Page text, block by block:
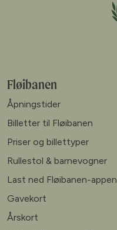
Fløibanen
Åpningstider
Billetter til Fløibanen
Priser og billettyper
Rullestol & barnevogner
Last ned Fløibanen-appen
Gavekort
Årskort